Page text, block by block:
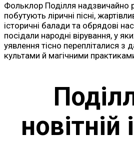
Фольклор Поділля надзвичайно
побутують ліричні пісні,
історичні балади та обрядові
посідали народні вірування, у
уявлення тісно перепліталися з
культами й магічними
новітній